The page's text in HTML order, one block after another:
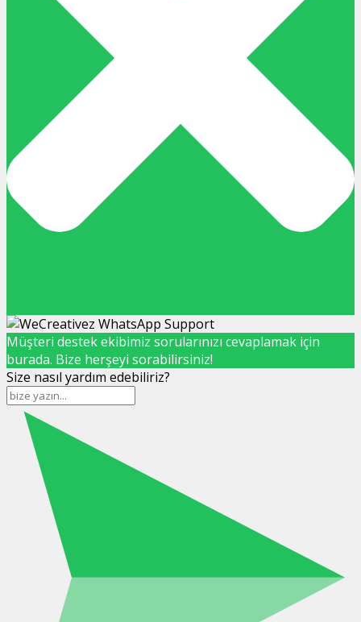
Müşteri destek ekibimiz sorularınızı cevaplamak için
burada. Bize herşeyi sorabilirsiniz!
Size nasıl yardım edebiliriz?